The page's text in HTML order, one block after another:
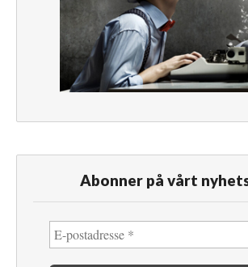
Abonner på vårt